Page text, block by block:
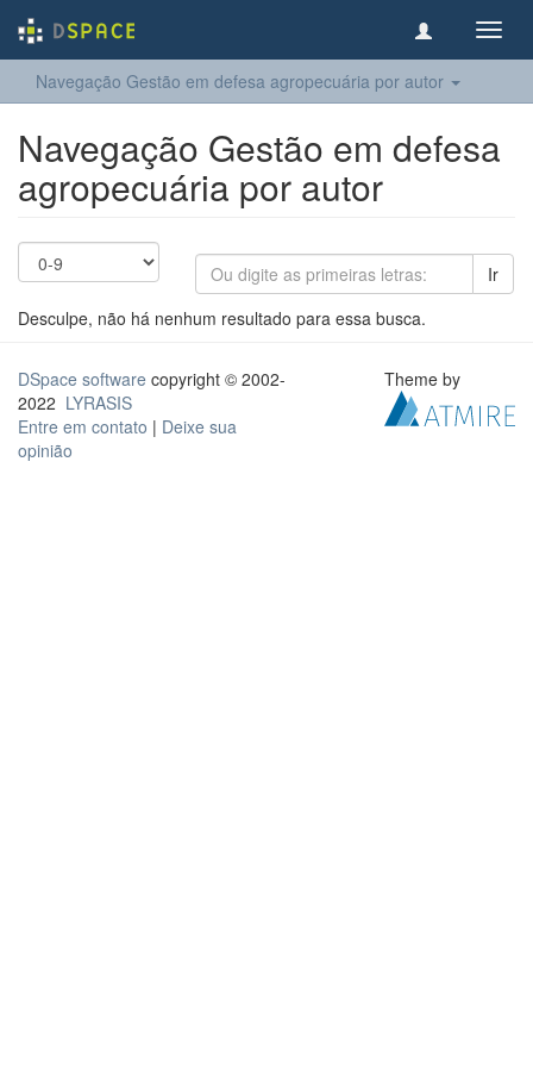
Navegação Gestão em defesa agropecuária por autor
Navegação Gestão em defesa
agropecuária por autor
Ir
Desculpe, não há nenhum resultado para essa busca.
DSpace software copyright © 2002-
2022 LYRASIS
Entre em contato | Deixe sua
opinião
Theme by